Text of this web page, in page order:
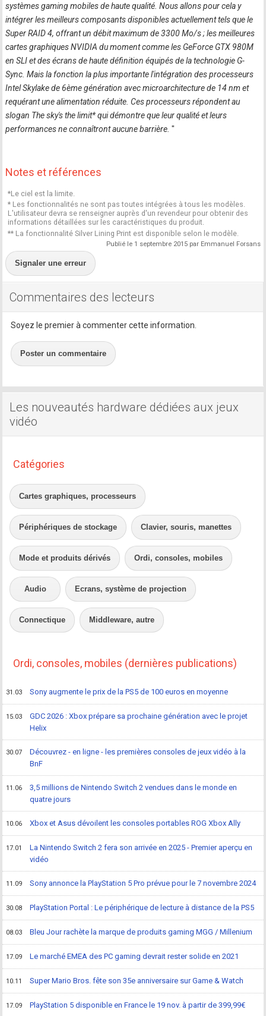
systèmes gaming mobiles de haute qualité. Nous allons pour cela y
intégrer les meilleurs composants disponibles actuellement tels que le
Super RAID 4, offrant un débit maximum de 3300 Mo/s ; les meilleures
cartes graphiques NVIDIA du moment comme les GeForce GTX 980M
en SLI et des écrans de haute définition équipés de la technologie G-
Sync. Mais la fonction la plus importante l'intégration des processeurs
Intel Skylake de 6ème génération avec microarchitecture de 14 nm et
requérant une alimentation réduite. Ces processeurs répondent au
slogan The sky's the limit* qui démontre que leur qualité et leurs
performances ne connaîtront aucune barrière."
Notes et références
*Le ciel est la limite.
* Les fonctionnalités ne sont pas toutes intégrées à tous les modèles.
L'utilisateur devra se renseigner auprès d'un revendeur pour obtenir des
informations détaillées sur les caractéristiques du produit.
** La fonctionnalité Silver Lining Print est disponible selon le modèle.
Publié le 1 septembre 2015 par Emmanuel Forsans
Signaler une erreur
Commentaires des lecteurs
Soyez le premier à commenter cette information.
Poster un commentaire
Les nouveautés hardware dédiées aux jeux
vidéo
Catégories
Cartes graphiques, processeurs
Périphériques de stockage Clavier, souris, manettes
Mode et produits dérivés Ordi, consoles, mobiles
Audio Ecrans, système de projection
Connectique Middleware, autre
Ordi, consoles, mobiles (dernières publications)
31.03 Sony augmente le prix de la PS5 de 100 euros en moyenne
15.03
GDC 2026 : Xbox prépare sa prochaine génération avec le projet
Helix
30.07
Découvrez - en ligne - les premières consoles de jeux vidéo à la
BnF
11.06
3,5 millions de Nintendo Switch 2 vendues dans le monde en
quatre jours
10.06 Xbox et Asus dévoilent les consoles portables ROG Xbox Ally
17.01
La Nintendo Switch 2 fera son arrivée en 2025 - Premier aperçu en
vidéo
11.09 Sony annonce la PlayStation 5 Pro prévue pour le 7 novembre 2024
30.08 PlayStation Portal : Le périphérique de lecture à distance de la PS5
08.03 Bleu Jour rachète la marque de produits gaming MGG / Millenium
17.09 Le marché EMEA des PC gaming devrait rester solide en 2021
10.11 Super Mario Bros. fête son 35e anniversaire sur Game & Watch
17.09 PlayStation 5 disponible en France le 19 nov. à partir de 399,99€